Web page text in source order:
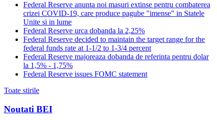
Federal Reserve anunta noi masuri extinse pentru combaterea
crizei COVID-19, care produce pagube "imense" in Statele
Unite si in lume
Federal Reserve urca dobanda la 2,25%
Federal Reserve decided to maintain the target range for the
federal funds rate at 1-1/2 to 1-3/4 percent
Federal Reserve majoreaza dobanda de referinta pentru dolar
la 1,5% - 1,75%
Federal Reserve issues FOMC statement
Toate stirile
Noutati BEI